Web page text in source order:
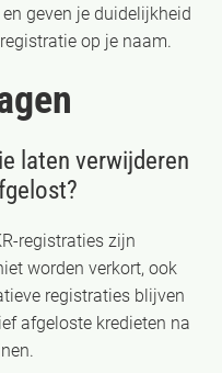
geven je duidelijkheid
op je naam.
laten verwijderen
registraties zijn
worden verkort, ook
registraties blijven
afgeloste kredieten na